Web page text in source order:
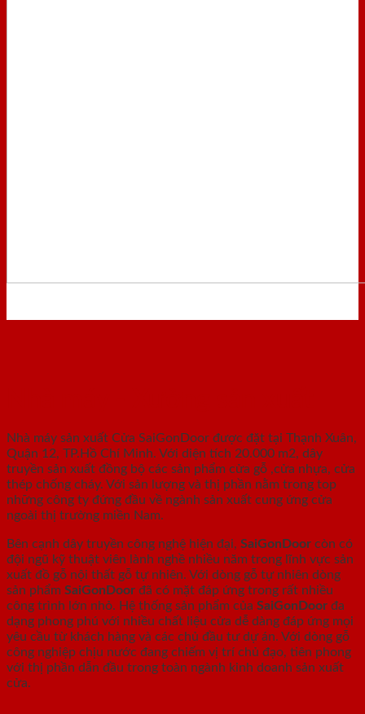
Nhà máy sản xuất Cửa SaiGonDoor được đặt tại Thạnh Xuân,
Quận 12, TP.Hồ Chí Minh. Với diện tích 20.000 m2, dây
truyền sản xuất đồng bộ các sản phẩm cửa gỗ ,cửa nhựa, cửa
thép chống cháy. Với sản lượng và thị phần nằm trong top
những công ty đứng đầu về ngành sản xuất cung ứng cửa
ngoài thị trường miền Nam.
Bên cạnh dây truyền công nghệ hiện đại, SaiGonDoor còn có
đội ngũ kỹ thuật viên lành nghề nhiều năm trong lĩnh vực sản
xuất đồ gỗ nội thất gỗ tự nhiên. Với dòng gỗ tự nhiên dòng
sản phẩm SaiGonDoor đã có mặt đáp ứng trong rất nhiều
công trình lớn nhỏ. Hệ thống sản phẩm của SaiGonDoor đa
dạng phong phú với nhiều chất liệu cửa dễ dàng đáp ứng mọi
yêu cầu từ khách hàng và các chủ đầu tư dự án. Với dòng gỗ
công nghiệp chịu nước đang chiếm vị trí chủ đạo, tiên phong
với thị phần dẫn đầu trong toàn ngành kinh doanh sản xuất
cửa.